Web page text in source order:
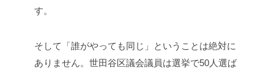
す。
そして「誰がやっても同じ」ということは絶対に
ありません。世田谷区議会議員は選挙で50人選ば